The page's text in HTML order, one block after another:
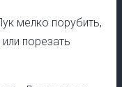
мелко порубить,
порезать